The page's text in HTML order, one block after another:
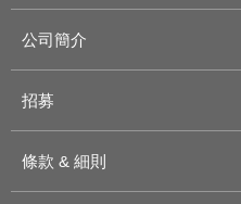
公司簡介
招募
條款 & 細則